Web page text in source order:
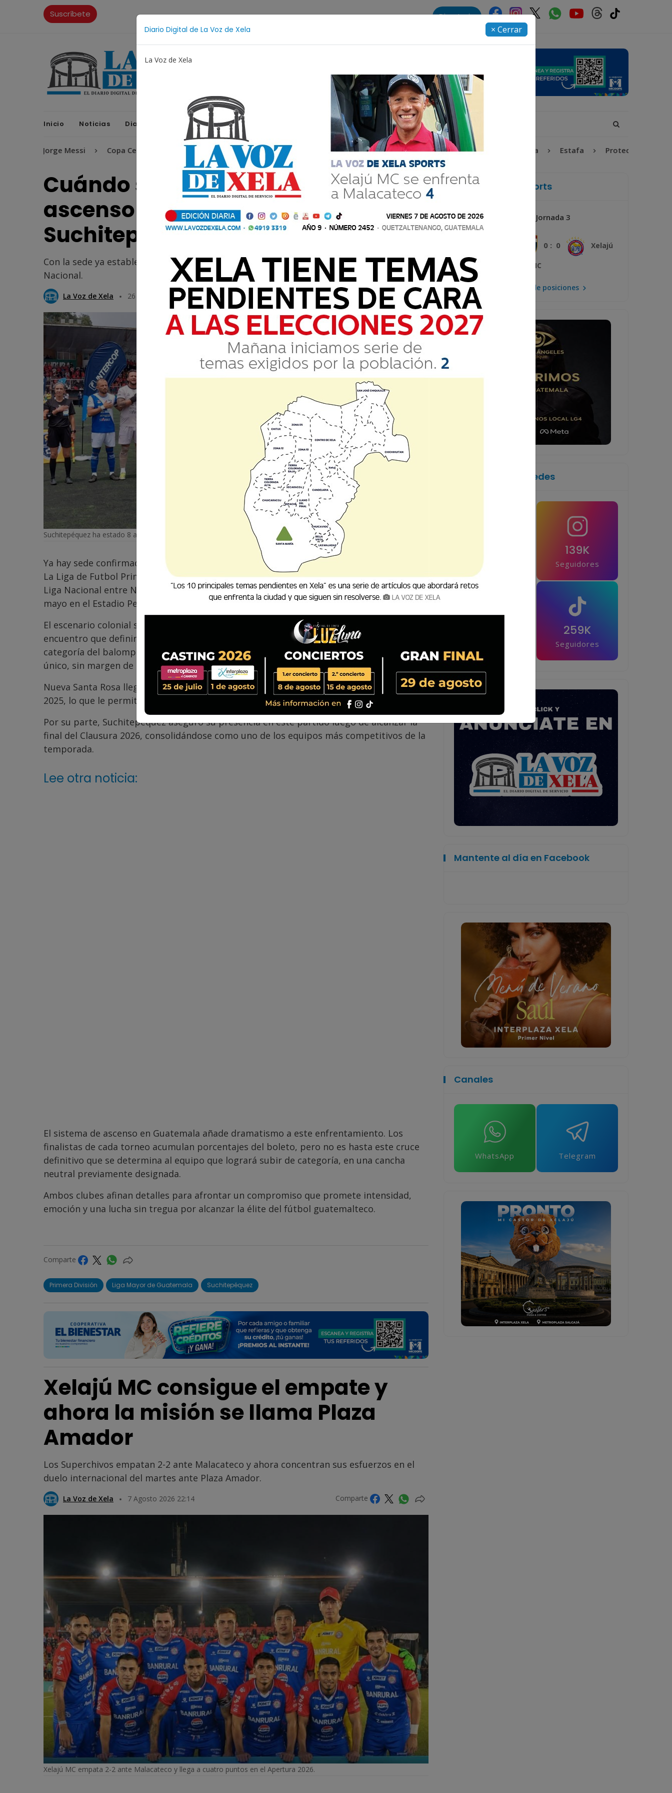
Diario Digital de La Voz de Xela × Cerrar
La Voz de Xela
Suscríbete Directorio
Inicio Noticias Diario Digital Opiniones La Voz de Xela Sports Contáctanos LA VOZ 25
Jorge Messi Copa Centroamericana Patzicía Escritura Noveno Aniversario Fichajes Niñez y Adolescencia Estafa Protección Infantil
Cuándo será el encuentro por el
ascenso que disputará
Suchitepéquez
Con la sede ya establecida, la atención se centra ahora en lo futbolístico rumbo a la Liga
Nacional.
La Voz de Xela 26 Mayo 2026 12:43 Comparte
Suchitepéquez ha estado 8 años en Primera División.
Ya hay sede confirmada para uno de los partidos más decisivos del futbol guatemalteco.
La Liga de Futbol Primera División Guatemala oficializó que el duelo por el ascenso a la
Liga Nacional entre Nueva Santa Rosa y Suchitepéquez se disputará el sábado 30 de
mayo en el Estadio Pensativo, a partir de las 18:05 horas.
El escenario colonial será el punto neutral donde ambos equipos se jugarán la vida en un
encuentro que definirá quién acompañará al Deportivo San Pedro en la máxima
categoría del balompié nacional. La expectativa es alta, ya que se trata de un duelo
único, sin margen de error y con el sueño del ascenso en juego.
Nueva Santa Rosa llega a esta instancia tras coronarse campeón del Torneo Apertura
2025, lo que le permitió avanzar en la ruta hacia la Liga Nacional.
Por su parte, Suchitepéquez aseguró su presencia en este partido luego de alcanzar la
final del Clausura 2026, consolidándose como uno de los equipos más competitivos de la
temporada.
Lee otra noticia:
El sistema de ascenso en Guatemala añade dramatismo a este enfrentamiento. Los
finalistas de cada torneo acumulan porcentajes del boleto, pero no es hasta este cruce
definitivo que se determina al equipo que logrará subir de categoría, en una cancha
neutral previamente designada.
Ambos clubes afinan detalles para afrontar un compromiso que promete intensidad,
emoción y una lucha sin tregua por alcanzar la élite del fútbol guatemalteco.
Comparte
Primera División Liga Mayor de Guatemala Suchitepéquez
Xelajú MC consigue el empate y
ahora la misión se llama Plaza
Amador
Los Superchivos empatan 2-2 ante Malacateco y ahora concentran sus esfuerzos en el
duelo internacional del martes ante Plaza Amador.
La Voz de Xela 7 Agosto 2026 22:14 Comparte
Xelajú MC empata 2-2 ante Malacateco y llega a cuatro puntos en el Apertura 2026.
La Voz de Xela Sports
Jornada 3
0 : 0 Xelajú
MC
Mira la tabla de posiciones
Síguenos en las redes
Seguidores
139K
Seguidores
259K
Seguidores
Mantente al día en Facebook
Canales
WhatsApp Telegram